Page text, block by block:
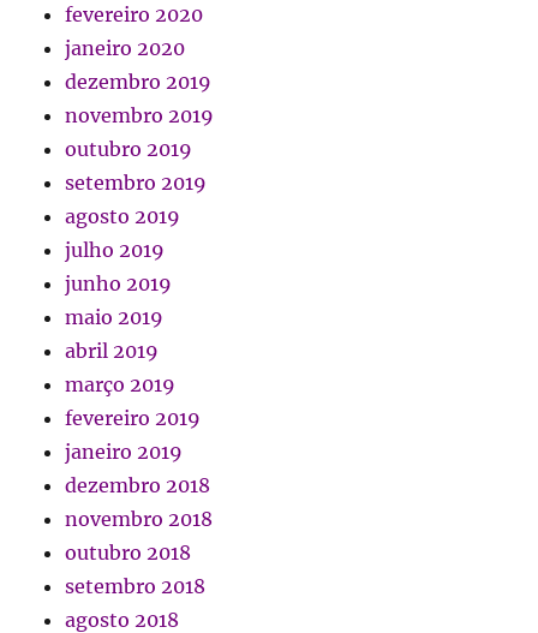
fevereiro 2020
janeiro 2020
dezembro 2019
novembro 2019
outubro 2019
setembro 2019
agosto 2019
julho 2019
junho 2019
maio 2019
abril 2019
março 2019
fevereiro 2019
janeiro 2019
dezembro 2018
novembro 2018
outubro 2018
setembro 2018
agosto 2018